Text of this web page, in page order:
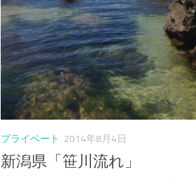
プライベート 2014年8月4日
新潟県「笹川流れ」